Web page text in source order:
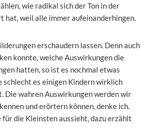
wie radikal sich der Ton in der
hat, weil alle immer aufeinanderhingen.
erschaudern lassen. Denn auch
konnte, welche Auswirkungen die
hatten, so ist es nochmal etwas
schlecht es einigen Kindern wirklich
Die wahren Auswirkungen werden wir
und erörtern können, denke ich.
die Kleinsten aussieht, dazu erzählt